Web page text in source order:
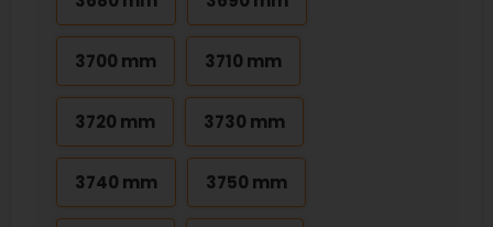
3700 mm 3710 mm
3720 mm 3730 mm
3740 mm 3750 mm